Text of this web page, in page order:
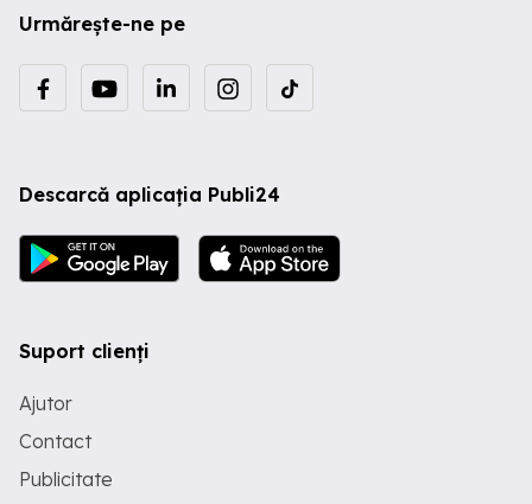
Urmărește-ne pe
Descarcă aplicația Publi24
Suport clienți
Ajutor
Contact
Publicitate